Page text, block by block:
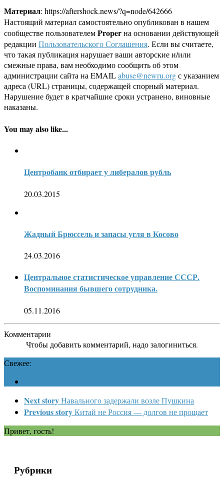
Материал: https://aftershock.news/?q=node/642666
Настоящий материал самостоятельно опубликован в нашем
сообществе пользователемProperна основании действующей
редакции Пользовательского Соглашения. Если вы считаете,
что такая публикация нарушает ваши авторские и/или
смежные права, вам необходимо сообщить об этом
администрации сайта на EMAILabuse@newru.orgс указанием
адреса (URL) страницы, содержащей спорный материал.
Нарушение будет в кратчайшие сроки устранено, виновные
наказаны.
You may also like...
Центробанк отбирает у либералов рубль
20.03.2015
Жадный Брюссель и запасы угля в Косово
24.03.2016
Центральное статистическое управление СССР.
Воспоминания бывшего сотрудника.
05.11.2016
Комментарии
Чтобы добавить комментарий, надо залогиниться.
Свежее:
Next storyНавального задержали возле Пушкина
Previous storyКитай не Россия — долгов не прощает
Привет, гость!
Рубрики